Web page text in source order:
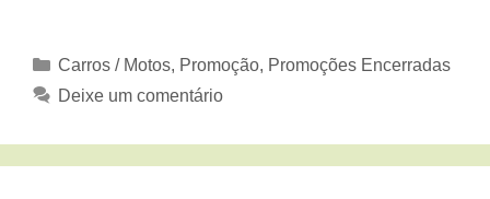
Categorias
Carros / Motos, Promoção, Promoções Encerradas
Deixe um comentário